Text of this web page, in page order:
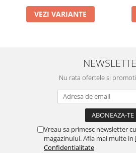
VEZI VARIANTE
Nu rata ofertele si
Vreau sa primesc newsletter
magazinului. Afla mai multe in
Confidentialitate